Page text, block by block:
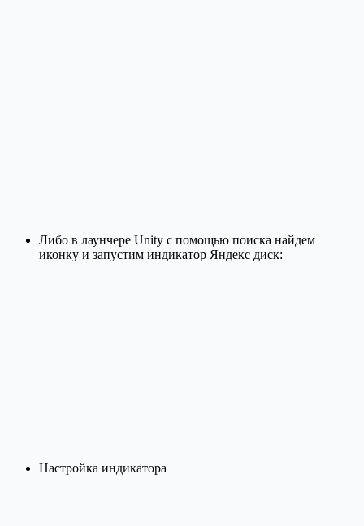
Либо в лаунчере Unity с помощью поиска найдем
иконку и запустим индикатор Яндекс диск:
Настройка индикатора